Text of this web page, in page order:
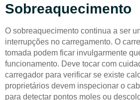
Sobreaquecimento
O sobreaquecimento continua a ser
interrupções no carregamento. O
tomada podem ficar invulgarmente
funcionamento. Deve tocar com
carregador para verificar se existe
proprietários devem inspecionar o
para detectar pontos moles ou